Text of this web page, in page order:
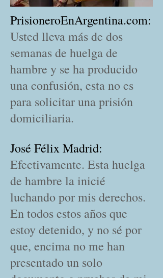
PrisioneroEnArgentina.com:
Usted lleva más de dos
semanas de huelga de
hambre y se ha producido
una confusión, esta no es
para solicitar una prisión
domiciliaria.
José Félix Madrid:
Efectivamente. Esta huelga
de hambre la inicié
luchando por mis derechos.
En todos estos años que
estoy detenido, y no sé por
que, encima no me han
presentado un solo